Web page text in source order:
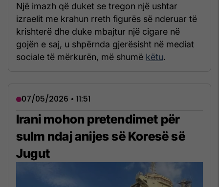
Një imazh që duket se tregon një ushtar
izraelit me krahun rreth figurës së nderuar të
krishterë dhe duke mbajtur një cigare në
gojën e saj, u shpërnda gjerësisht në mediat
sociale të mërkurën, më shumë këtu.
07/05/2026 • 11:51
Irani mohon pretendimet për
sulm ndaj anijes së Koresë së
Jugut